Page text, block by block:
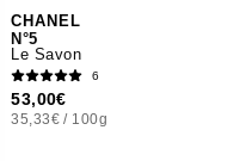
CHANEL
N°5
Le Savon
6
53,00€
35,33€ / 100g